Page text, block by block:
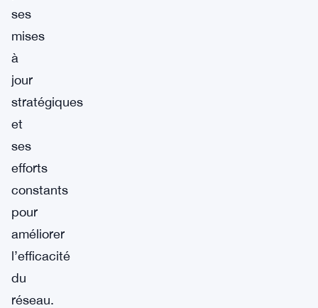
ses
mises
à
jour
stratégiques
et
ses
efforts
constants
pour
améliorer
l’efficacité
du
réseau.